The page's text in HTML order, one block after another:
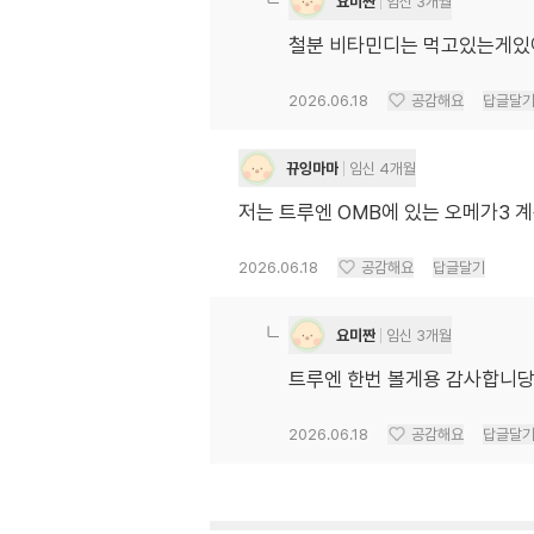
철분 비타민디는 먹고있는게
2026.06.18 공감해요 답글달기
뀨잉마마 임신 4개월
저는 트루엔 OMB에 있는 오메가3
2026.06.18 공감해요 답글달기
요미짠 임신 3개월
트루엔 한번 볼게용 감사합니당
2026.06.18 공감해요 답글달기